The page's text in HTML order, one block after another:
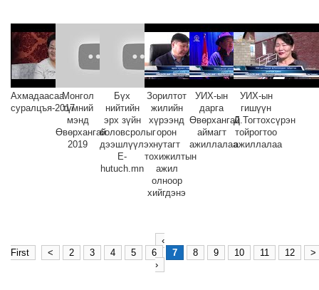
Ахмадаасаа
суралцъя-2017
Монгол
түмний
мэнд
Өвөрхангай
2019
Бүх
нийтийн
эрх зүйн
боловсролыг
дээшлүүлэх
E-
hutuch.mn
Зорилтот
жилийн
хүрээнд
орон
нутагт
тохижилтын
ажил
олноор
хийгдэнэ
УИХ-ын
дарга
Өвөрхангай
аймагт
ажиллалаа
УИХ-ын
гишүүн
Д.Тогтохсүрэн
тойрогтоо
ажиллалаа
‹
First
< 2 3 4 5 6 7 8 9 10 11 12
>
›